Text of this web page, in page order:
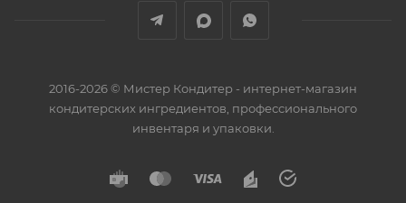
2016-2026 © Мистер Кондитер - интернет-магазин
кондитерских ингредиентов, профессионального
инвентаря и упаковки.